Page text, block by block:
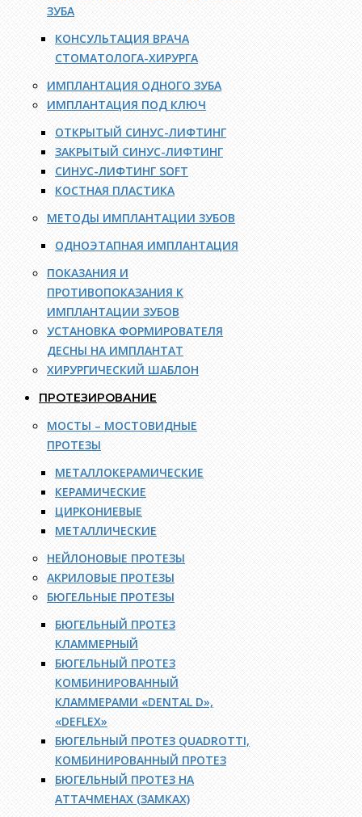
ЗУБА
КОНСУЛЬТАЦИЯ ВРАЧА
СТОМАТОЛОГА-ХИРУРГА
ИМПЛАНТАЦИЯ ОДНОГО ЗУБА
ИМПЛАНТАЦИЯ ПОД КЛЮЧ
ОТКРЫТЫЙ СИНУС-ЛИФТИНГ
ЗАКРЫТЫЙ СИНУС-ЛИФТИНГ
СИНУС-ЛИФТИНГ SOFT
КОСТНАЯ ПЛАСТИКА
МЕТОДЫ ИМПЛАНТАЦИИ ЗУБОВ
ОДНОЭТАПНАЯ ИМПЛАНТАЦИЯ
ПОКАЗАНИЯ И
ПРОТИВОПОКАЗАНИЯ К
ИМПЛАНТАЦИИ ЗУБОВ
УСТАНОВКА ФОРМИРОВАТЕЛЯ
ДЕСНЫ НА ИМПЛАНТАТ
ХИРУРГИЧЕСКИЙ ШАБЛОН
ПРОТЕЗИРОВАНИЕ
МОСТЫ – МОСТОВИДНЫЕ
ПРОТЕЗЫ
МЕТАЛЛОКЕРАМИЧЕСКИЕ
КЕРАМИЧЕСКИЕ
ЦИРКОНИЕВЫЕ
МЕТАЛЛИЧЕСКИЕ
НЕЙЛОНОВЫЕ ПРОТЕЗЫ
АКРИЛОВЫЕ ПРОТЕЗЫ
БЮГЕЛЬНЫЕ ПРОТЕЗЫ
БЮГЕЛЬНЫЙ ПРОТЕЗ
КЛАММЕРНЫЙ
БЮГЕЛЬНЫЙ ПРОТЕЗ
КОМБИНИРОВАННЫЙ
КЛАММЕРАМИ «DENTAL D»,
«DEFLEX»
БЮГЕЛЬНЫЙ ПРОТЕЗ QUADROTTI,
КОМБИНИРОВАННЫЙ ПРОТЕЗ
БЮГЕЛЬНЫЙ ПРОТЕЗ НА
АТТАЧМЕНАХ (ЗАМКАХ)